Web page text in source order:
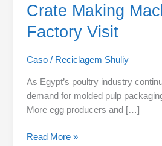
Crate Making
Factory Visit
Caso / Reciclagem Shuliy
As Egypt’s poultry industry
demand for molded pulp
More egg producers and […]
Read More »